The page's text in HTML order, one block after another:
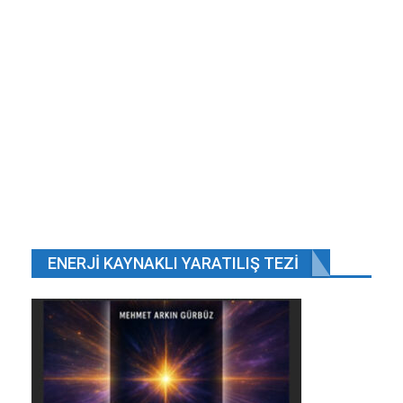
Şub 1, 2020
ÖNCEKI SONRAKI 1 2.648
DÖVİZ KARABORSAYA DÜŞTÜ
Karaborsadaki döviz fiyatları, devletin döviz
firmaları aracılığıyla sattığı fiyatların yüzde yedi
ENERJI KAYNAKLI YARATILIŞ TEZI